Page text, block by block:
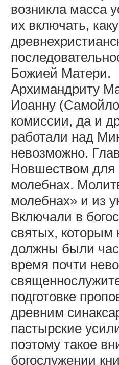
возникла масса
их включать,
Божией Матери.
Архимандриту
Иоанну
комиссии, да и
работали над
невозможно.
Новшеством для
молебнах.
молебнах» и из
Включали в
святых, которым
должны были
время почти
подготовке
древним
пастырские
поэтому такое
богослужении